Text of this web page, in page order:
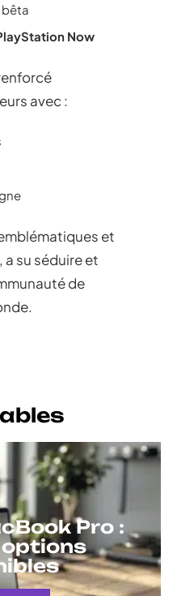
bêta
Now
avec :
et
su séduire et
de
Pro :